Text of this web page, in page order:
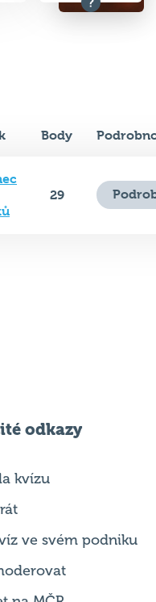
Body
29
odkazy
kvízu
ve svém podniku